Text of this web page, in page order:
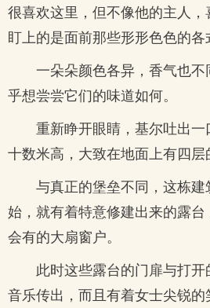
很喜欢这里，但不像他的主人
盯上的是面前那些形形色色的各
一朵朵颜色各异，香气也
乎想尝尝它们的味道如何。
重新睁开眼睛，基尔吐出
十数米高，大致在地面上有四层
与真正的堡垒不同，这栋
始，就有着特意修建出来的露
会有的大扇窗户。
此时这些露台的门扉与打
音乐传出，而且有着女士尖锐